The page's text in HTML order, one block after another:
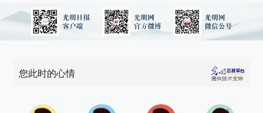
您此时的心情